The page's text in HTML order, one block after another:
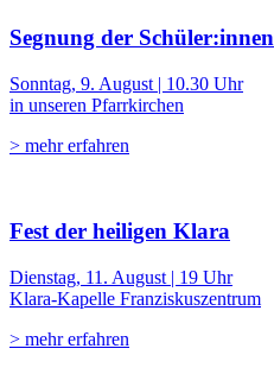
Segnung der Schüler:innen
Sonntag, 9. August | 10.30 Uhr
in unseren Pfarrkirchen
> mehr erfahren
Fest der heiligen Klara
Dienstag, 11. August | 19 Uhr
Klara-Kapelle Franziskuszentrum
> mehr erfahren